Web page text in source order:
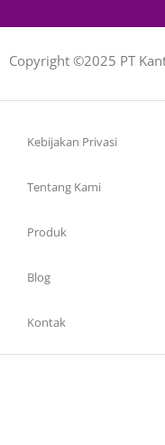
Copyright ©2025 PT
Kebijakan Privasi
Tentang Kami
Produk
Blog
Kontak